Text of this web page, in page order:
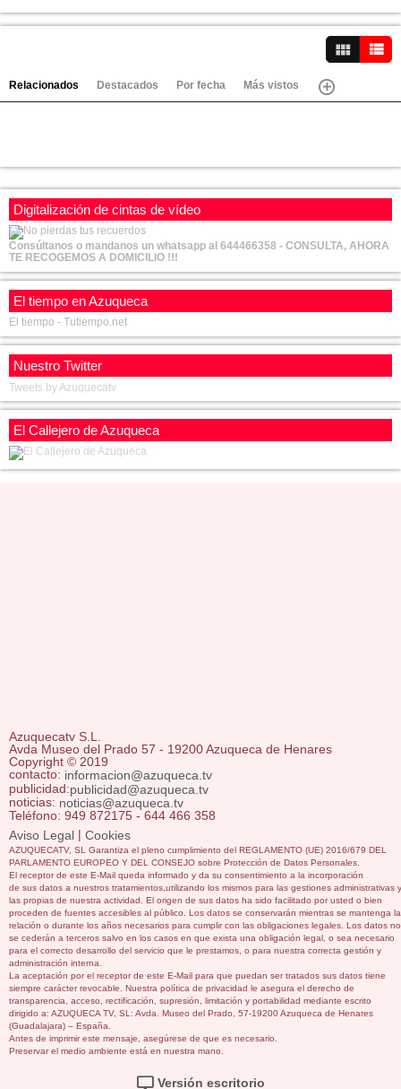
Canales:
Relacionados Destacados Por fecha Más vistos
Digitalización de cintas de vídeo
Consúltanos o mandanos un whatsapp al 644466358 - CONSULTA, AHORA
TE RECOGEMOS A DOMICILIO !!!
El tiempo en Azuqueca
El tiempo - Tutiempo.net
Nuestro Twitter
Tweets by Azuquecatv
El Callejero de Azuqueca
Azuquecatv S.L.
Avda Museo del Prado 57 - 19200 Azuqueca de Henares
Copyright © 2019
contacto: informacion@azuqueca.tv
publicidad:publicidad@azuqueca.tv
noticias: noticias@azuqueca.tv
Teléfono: 949 872175 - 644 466 358
Aviso Legal | Cookies
AZUQUECATV, SL Garantiza el pleno cumplimiento del REGLAMENTO (UE) 2016/679 DEL
PARLAMENTO EUROPEO Y DEL CONSEJO sobre Protección de Datos Personales.
El receptor de este E-Mail queda informado y da su consentimiento a la incorporación
de sus datos a nuestros tratamientos,utilizando los mismos para las gestiones administrativas y
las propias de nuestra actividad. El origen de sus datos ha sido facilitado por usted o bien
proceden de fuentes accesibles al público. Los datos se conservarán mientras se mantenga la
relación o durante los años necesarios para cumplir con las obligaciones legales. Los datos no
se cederán a terceros salvo en los casos en que exista una obligación legal, o sea necesario
para el correcto desarrollo del servicio que le prestamos, o para nuestra correcta gestión y
administración interna.
La aceptación por el receptor de este E-Mail para que puedan ser tratados sus datos tiene
siempre carácter revocable. Nuestra política de privacidad le asegura el derecho de
transparencia, acceso, rectificación, supresión, limitación y portabilidad mediante escrito
dirigido a: AZUQUECA TV, SL: Avda. Museo del Prado, 57-19200 Azuqueca de Henares
(Guadalajara) – España.
Antes de imprimir este mensaje, asegúrese de que es necesario.
Preservar el medio ambiente está en nuestra mano.
Versión escritorio